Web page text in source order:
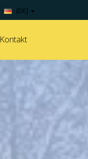
[DE]
Kontakt